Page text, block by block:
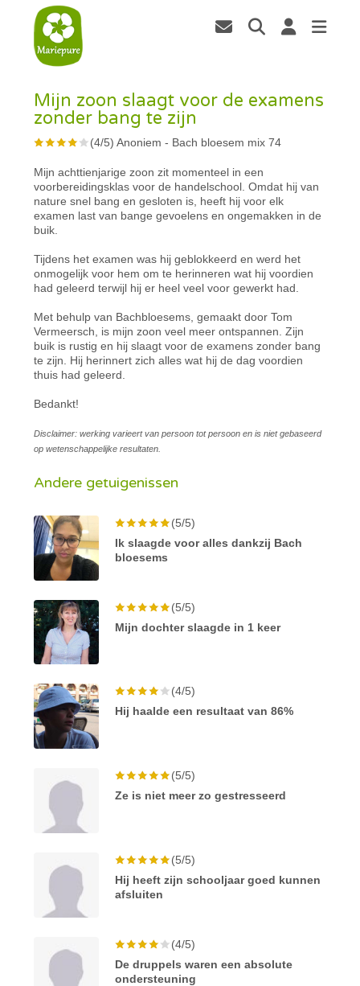
Mijn zoon slaagt voor de examens
zonder bang te zijn
(4/5)Anoniem - Bach bloesem mix 74
Mijn achttienjarige zoon zit momenteel in een
voorbereidingsklas voor de handelschool. Omdat hij van
nature snel bang en gesloten is, heeft hij voor elk
examen last van bange gevoelens en ongemakken in de
buik.
Tijdens het examen was hij geblokkeerd en werd het
onmogelijk voor hem om te herinneren wat hij voordien
had geleerd terwijl hij er heel veel voor gewerkt had.
Met behulp van Bachbloesems, gemaakt door Tom
Vermeersch, is mijn zoon veel meer ontspannen. Zijn
buik is rustig en hij slaagt voor de examens zonder bang
te zijn. Hij herinnert zich alles wat hij de dag voordien
thuis had geleerd.
Bedankt!
Disclaimer: werking varieert van persoon tot persoon en is niet gebaseerd
op wetenschappelijke resultaten.
Andere getuigenissen
(5/5)
Ik slaagde voor alles dankzij Bach
bloesems
(5/5)
Mijn dochter slaagde in 1 keer
(4/5)
Hij haalde een resultaat van 86%
(5/5)
Ze is niet meer zo gestresseerd
(5/5)
Hij heeft zijn schooljaar goed kunnen
afsluiten
(4/5)
De druppels waren een absolute
ondersteuning